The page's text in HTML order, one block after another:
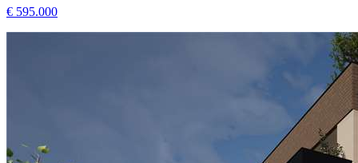
€ 595.000